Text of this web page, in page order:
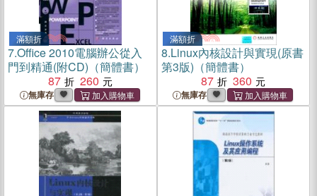
滿額折
7.Office 2010電腦辦公從入
門到精通(附CD)（簡體書）
87
260
無庫存
滿額折
8.Linux內核設計與實現(原書
第3版)（簡體書）
87
360
無庫存